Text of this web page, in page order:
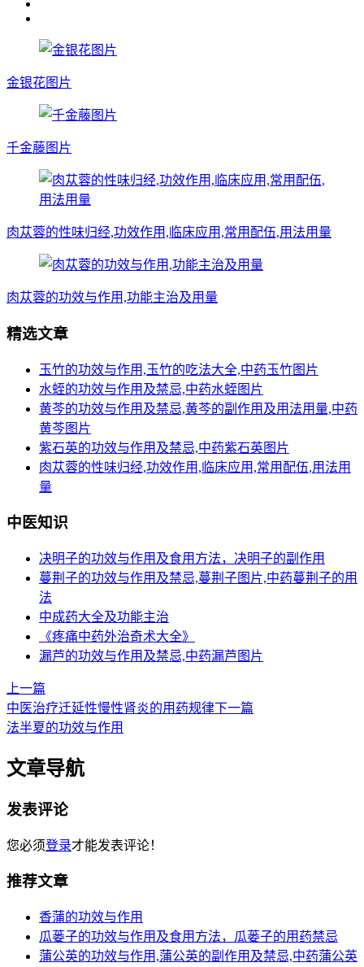
金银花图片
千金藤图片
肉苁蓉的性味归经,功效作用,临床应用,常用配伍,用法用量
肉苁蓉的功效与作用,功能主治及用量
精选文章
玉竹的功效与作用,玉竹的吃法大全,中药玉竹图片
水蛭的功效与作用及禁忌,中药水蛭图片
黄芩的功效与作用及禁忌,黄芩的副作用及用法用量,中药
黄芩图片
紫石英的功效与作用及禁忌,中药紫石英图片
肉苁蓉的性味归经,功效作用,临床应用,常用配伍,用法用
量
中医知识
决明子的功效与作用及食用方法，决明子的副作用
蔓荆子的功效与作用及禁忌,蔓荆子图片,中药蔓荆子的用
法
中成药大全及功能主治
《疼痛中药外治奇术大全》
漏芦的功效与作用及禁忌,中药漏芦图片
上一篇
中医治疗迁延性慢性肾炎的用药规律下一篇
法半夏的功效与作用
文章导航
发表评论
您必须登录才能发表评论！
推荐文章
香蒲的功效与作用
瓜蒌子的功效与作用及食用方法，瓜蒌子的用药禁忌
蒲公英的功效与作用,蒲公英的副作用及禁忌,中药蒲公英